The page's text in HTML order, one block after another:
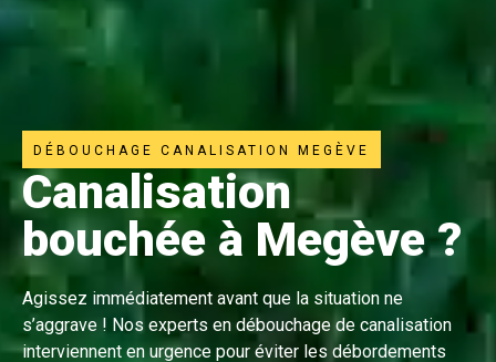
DÉBOUCHAGE CANALISATION MEGÈVE
Canalisation
bouchée à Megève ?
Agissez immédiatement avant que la situation ne
s’aggrave ! Nos experts en débouchage de canalisation
interviennent en urgence pour éviter les débordements